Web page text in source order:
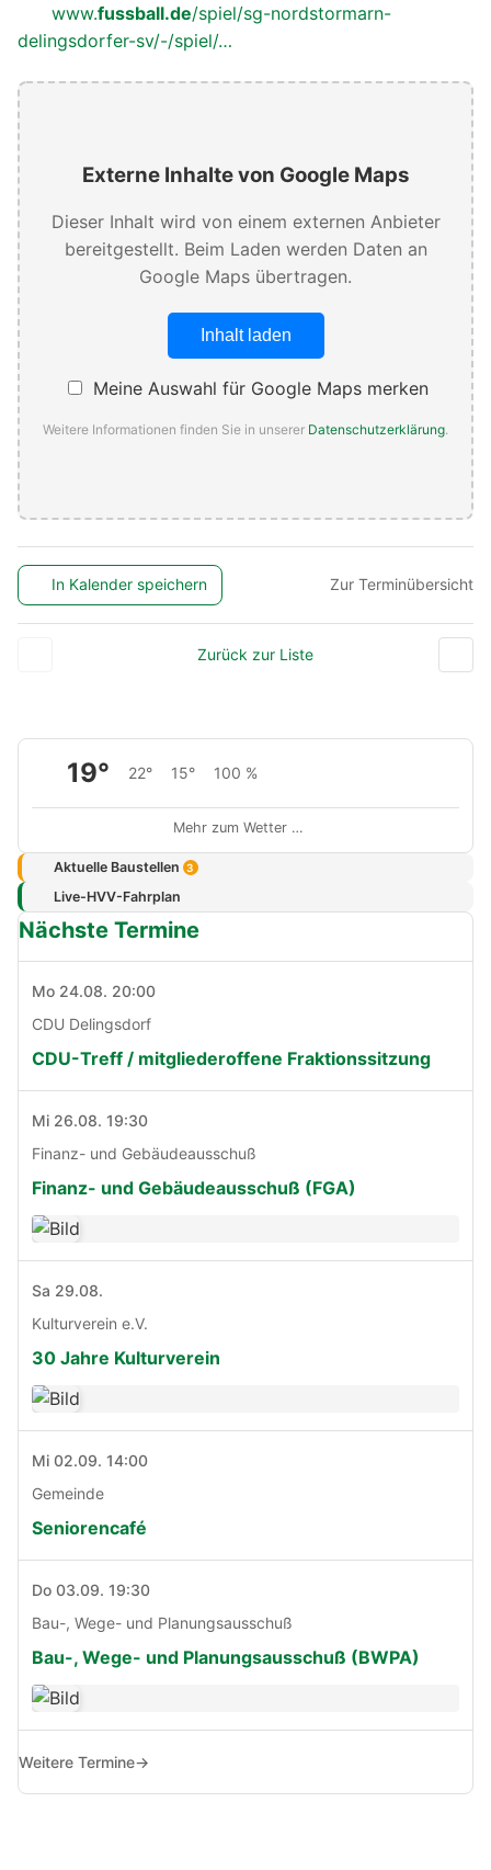
www.fussball.de/spiel/sg-nordstormarn-
delingsdorfer-sv/-/spiel/…
Externe Inhalte von Google Maps
Dieser Inhalt wird von einem externen Anbieter
bereitgestellt. Beim Laden werden Daten an
Google Maps übertragen.
Inhalt laden
Meine Auswahl für Google Maps merken
Weitere Informationen finden Sie in unserer Datenschutzerklärung.
In Kalender speichern Zur Terminübersicht
Zurück zur Liste
19° 22° 15° 100 %
Mehr zum Wetter …
Aktuelle Baustellen 3
Live-HVV-Fahrplan
Nächste Termine
Mo 24.08. 20:00
CDU Delingsdorf
CDU-Treff / mitgliederoffene Fraktionssitzung
Mi 26.08. 19:30
Finanz- und Gebäudeausschuß
Finanz- und Gebäudeausschuß (FGA)
Sa 29.08.
Kulturverein e.V.
30 Jahre Kulturverein
Mi 02.09. 14:00
Gemeinde
Seniorencafé
Do 03.09. 19:30
Bau-, Wege- und Planungsausschuß
Bau-, Wege- und Planungsausschuß (BWPA)
Weitere Termine→